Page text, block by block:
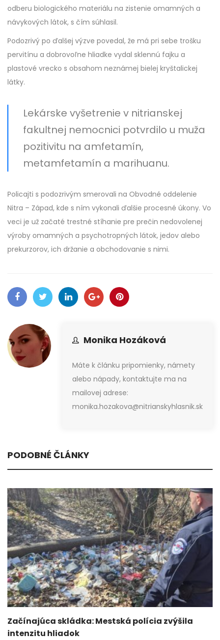
odberu biologického materiálu na zistenie omamných a
návykových látok, s čím súhlasil.
Podozrivý po ďalšej výzve povedal, že má pri sebe trošku
pervitínu a dobrovoľne hliadke vydal sklennú fajku a
plastové vrecko s obsahom neznámej bielej kryštalickej
látky.
Lekárske vyšetrenie v nitrianskej
fakultnej nemocnici potvrdilo u muža
pozitivitu na amfetamín,
metamfetamín a marihuanu.
Policajti s podozrivým smerovali na Obvodné oddelenie
Nitra – Západ, kde s ním vykonali ďalšie procesné úkony. Vo
veci je už začaté trestné stíhanie pre prečin nedovolenej
výroby omamných a psychotropných látok, jedov alebo
prekurzorov, ich držanie a obchodovanie s nimi.
Monika Hozáková
Máte k článku pripomienky, námety
alebo nápady, kontaktujte ma na
mailovej adrese:
monika.hozakova@nitrianskyhlasnik.sk
PODOBNÉ ČLÁNKY
Začínajúca skládka: Mestská polícia zvýšila
intenzitu hliadok